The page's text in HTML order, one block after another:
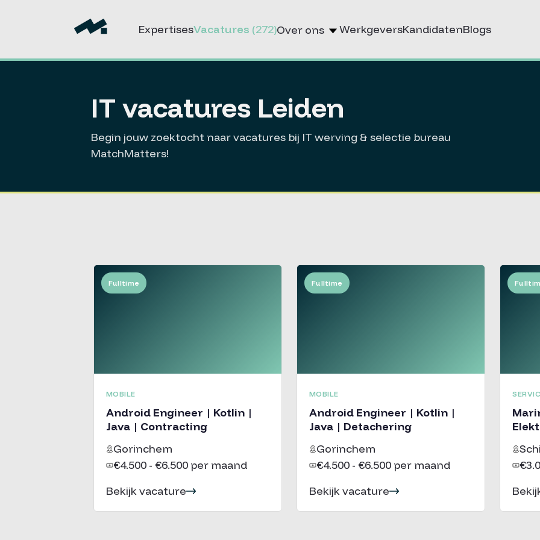
ExpertisesVacatures (272)Over ons WerkgeversKandidatenBlogs
IT vacatures Leiden
Begin jouw zoektocht naar vacatures bij IT werving & selectie bureau
MatchMatters!
Fulltime
MOBILE
Android Engineer | Kotlin |
Java | Contracting
Gorinchem
€4.500 - €6.500 per maand
Bekijk vacature
Fulltime
MOBILE
Android Engineer | Kotlin |
Java | Detachering
Gorinchem
€4.500 - €6.500 per maand
Bekijk vacature